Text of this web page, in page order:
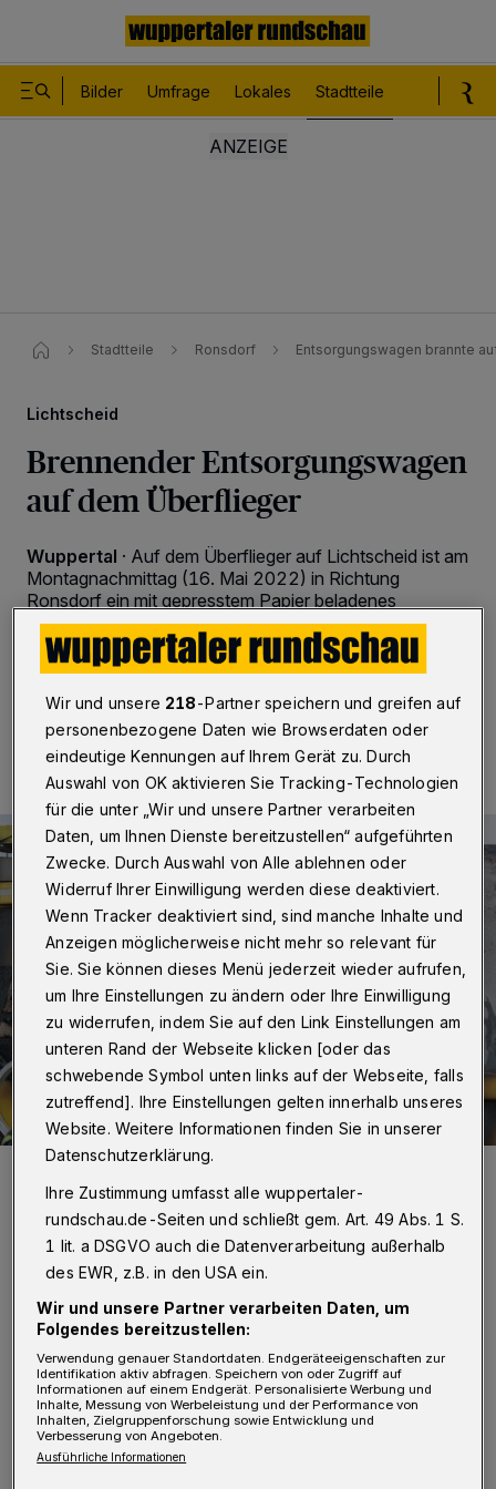
Bilder Umfrage Lokales Stadtteile
Stadtteile Ronsdorf Entsorgungswagen brannte
Lichtscheid
Brennender Entsorgungswagen
auf dem Überflieger
Wuppertal · Auf dem Überflieger auf Lichtscheid ist am
Montagnachmittag (16. Mai 2022) in Richtung
Ronsdorf ein mit gepresstem Papier beladenes
Entsorgungsfahrzeug in Brand geraten.
16.05.2022 , 15:05 Uhr Eine Minute Lesezeit
Das feuer war nur schwer einzudämmen.
Foto: Christoph Petersen
D a beide Richtungen gesperrt waren, kam
es auf der L 418 und L 419 zu
erheblichen Verkehrsstörungen. Weil
erhebliche Mengen an Betriebsstoffen
ausgelaufen waren, wurde Umweltalarm
Wir und unsere 218-Partner speichern und greifen auf
personenbezogene Daten wie Browserdaten oder
eindeutige Kennungen auf Ihrem Gerät zu. Durch
Auswahl von OK aktivieren Sie Tracking-Technologien
für die unter „Wir und unsere Partner verarbeiten
Daten, um Ihnen Dienste bereitzustellen“ aufgeführten
Zwecke. Durch Auswahl von Alle ablehnen oder
Widerruf Ihrer Einwilligung werden diese deaktiviert.
Wenn Tracker deaktiviert sind, sind manche Inhalte und
Anzeigen möglicherweise nicht mehr so relevant für
Sie. Sie können dieses Menü jederzeit wieder aufrufen,
um Ihre Einstellungen zu ändern oder Ihre Einwilligung
zu widerrufen, indem Sie auf den Link Einstellungen am
unteren Rand der Webseite klicken [oder das
schwebende Symbol unten links auf der Webseite, falls
zutreffend]. Ihre Einstellungen gelten innerhalb unseres
Website. Weitere Informationen finden Sie in unserer
Datenschutzerklärung.
Ihre Zustimmung umfasst alle wuppertaler-
rundschau.de-Seiten und schließt gem. Art. 49 Abs. 1 S.
1 lit. a DSGVO auch die Datenverarbeitung außerhalb
des EWR, z.B. in den USA ein.
Wir und unsere Partner verarbeiten Daten, um
Folgendes bereitzustellen:
Verwendung genauer Standortdaten. Endgeräteeigenschaften zur
Identifikation aktiv abfragen. Speichern von oder Zugriff auf
Informationen auf einem Endgerät. Personalisierte Werbung und
Inhalte, Messung von Werbeleistung und der Performance von
Inhalten, Zielgruppenforschung sowie Entwicklung und
Verbesserung von Angeboten.
Ausführliche Informationen